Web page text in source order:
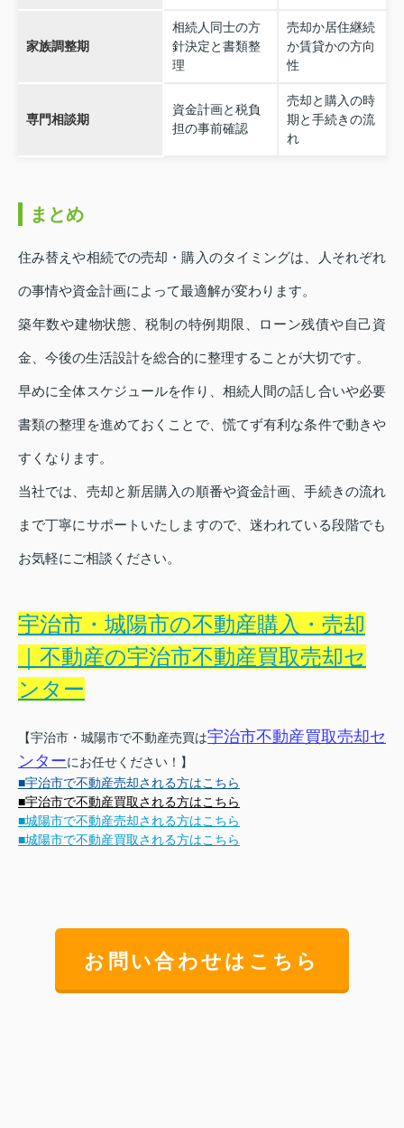
家族調整期
相続人同士の方
針決定と書類整
理
売却か居住継続
か賃貸かの方向
性
専門相談期
資金計画と税負
担の事前確認
売却と購入の時
期と手続きの流
れ
まとめ
住み替えや相続での売却・購入のタイミングは、人それぞれ
の事情や資金計画によって最適解が変わります。
築年数や建物状態、税制の特例期限、ローン残債や自己資
金、今後の生活設計を総合的に整理することが大切です。
早めに全体スケジュールを作り、相続人間の話し合いや必要
書類の整理を進めておくことで、慌てず有利な条件で動きや
すくなります。
当社では、売却と新居購入の順番や資金計画、手続きの流れ
まで丁寧にサポートいたしますので、迷われている段階でも
お気軽にご相談ください。
宇治市・城陽市の不動産購入・売却
｜不動産の宇治市不動産買取売却セ
ンター
【宇治市・城陽市で不動産売買は宇治市不動産買取売却セ
ンターにお任せください！】
■宇治市で不動産売却される方はこちら
■宇治市で不動産買取される方はこちら
■城陽市で不動産売却される方はこちら
■城陽市で不動産買取される方はこちら
お問い合わせはこちら